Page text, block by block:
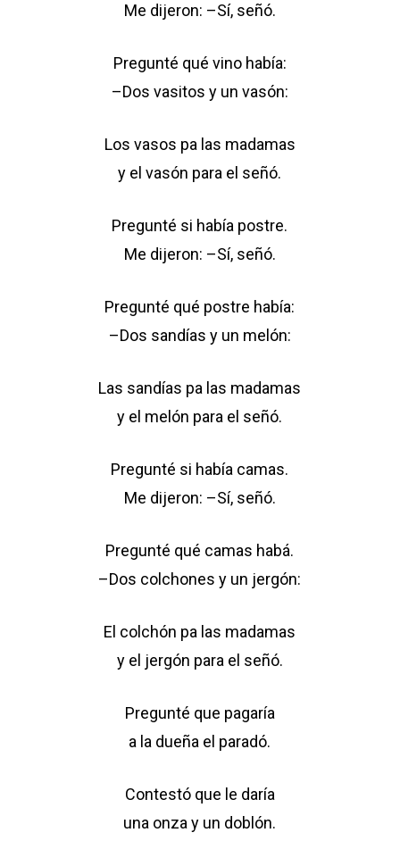
Me dijeron: –Sí, señó.
Pregunté qué vino había:
–Dos vasitos y un vasón:
Los vasos pa las madamas
y el vasón para el señó.
Pregunté si había postre.
Me dijeron: –Sí, señó.
Pregunté qué postre había:
–Dos sandías y un melón:
Las sandías pa las madamas
y el melón para el señó.
Pregunté si había camas.
Me dijeron: –Sí, señó.
Pregunté qué camas habá.
–Dos colchones y un jergón:
El colchón pa las madamas
y el jergón para el señó.
Pregunté que pagaría
a la dueña el paradó.
Contestó que le daría
una onza y un doblón.